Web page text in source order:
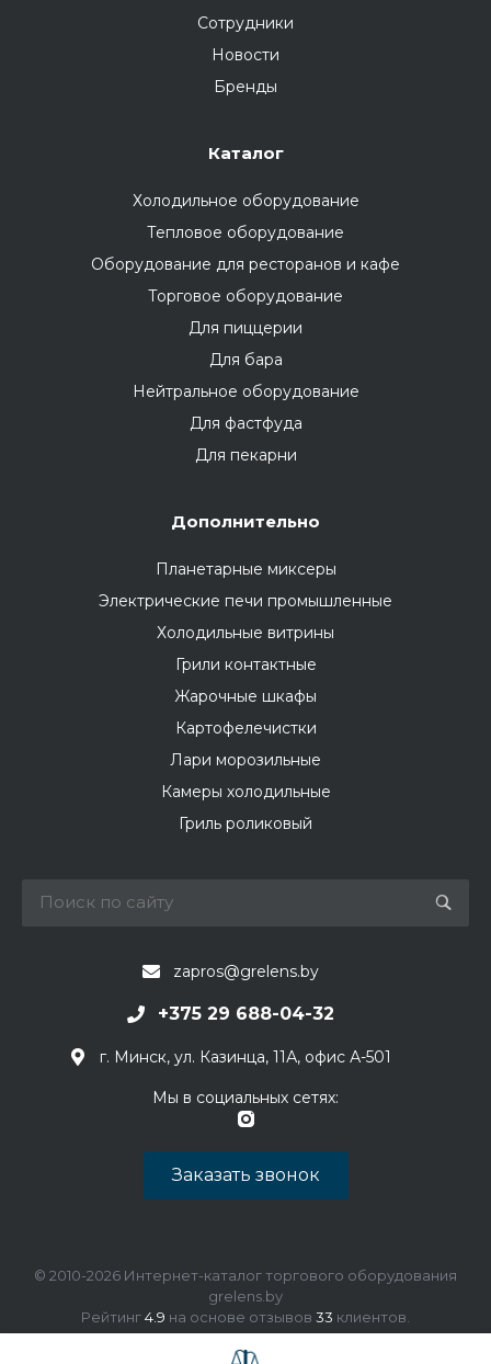
Сотрудники
Новости
Бренды
Каталог
Холодильное оборудование
Тепловое оборудование
Оборудование для ресторанов и кафе
Торговое оборудование
Для пиццерии
Для бара
Нейтральное оборудование
Для фастфуда
Для пекарни
Дополнительно
Планетарные миксеры
Электрические печи промышленные
Холодильные витрины
Грили контактные
Жарочные шкафы
Картофелечистки
Лари морозильные
Камеры холодильные
Гриль роликовый
zapros@grelens.by
+375 29 688-04-32
г. Минск, ул. Казинца, 11А, офис А-501
Мы в социальных сетях:
Заказать звонок
© 2010-2026 Интернет-каталог торгового оборудования
grelens.by
Рейтинг4.9 на основе отзывов 33 клиентов.